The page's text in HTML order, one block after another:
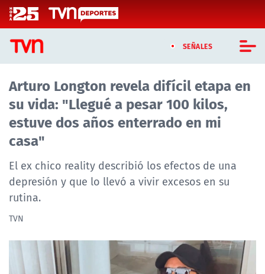
Click acá para ir directamente al contenido
SEÑALES
CASTING MASTERCHEF CHILE
CASTING TVN VERTICAL
TVN VERTICAL
TVN PLAY
PROGRAMAS
TELESERIES
NTV
Arturo Longton revela difícil etapa en
su vida: "Llegué a pesar 100 kilos,
estuve dos años enterrado en mi
casa"
El ex chico reality describió los efectos de una
depresión y que lo llevó a vivir excesos en su
rutina.
TVN